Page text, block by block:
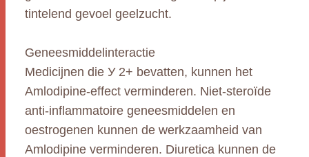
tintelend gevoel geelzucht.
Geneesmiddelinteractie
Medicijnen die У 2+ bevatten, kunnen het
Amlodipine-effect verminderen. Niet-steroïde
anti-inflammatoire geneesmiddelen en
oestrogenen kunnen de werkzaamheid van
Amlodipine verminderen. Diuretica kunnen de